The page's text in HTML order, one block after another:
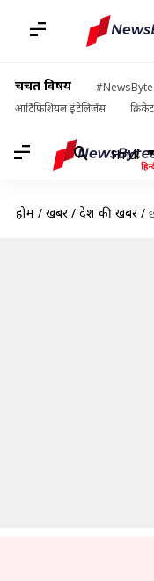
चर्चित विषय
आर्टिफिशियल इंटेलिजेंस
Hindi
होम / खबरें / देश की खबरें /